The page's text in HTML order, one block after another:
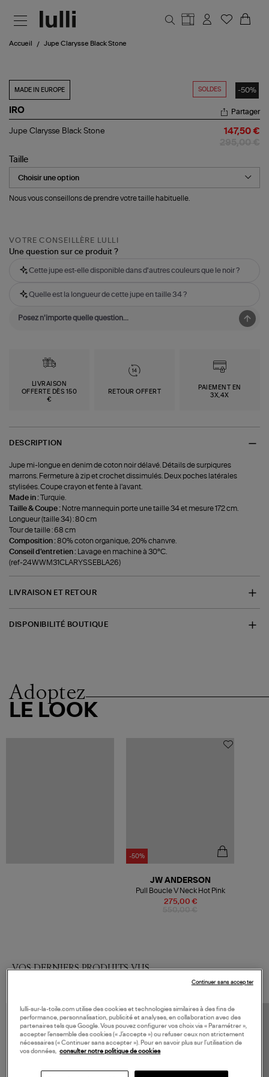
Accueil Jupe Clarysse Black Stone
SOLDES -50%
MADE IN EUROPE
IRO
Jupe
Stone
Partager
Jupe Clarysse Black Stone 147,50 €
Taille
Nous vous conseillons de prendre votre taille habituelle.
VOTRE CONSEILLÈRE LULLI
Une question sur ce produit ?
Cette jupe est-elle disponible dans d'autres couleurs que le noir ?
Quelle est la longueur de cette jupe en taille 34 ?
LIVRAISON
OFFERTE DÈS 150
€
RETOUR OFFERT
PAIEMENT EN
3X,4X
DESCRIPTION
Jupe mi-longue en denim de coton noir délavé. Détails de surpiqures
marrons. Fermeture à zip et crochet dissimulés. Deux poches latérales
stylisées. Coupe crayon et fente à l'avant.
Made in :Turquie.
Taille & Coupe : Notre mannequin porte une taille 34 et mesure 172 cm.
Longueur (taille 34) : 80 cm
Tour de taille : 68 cm
Composition :80% coton organique, 20% chanvre.
Conseil d'entretien :
Lavage en machine à 30°C.
(ref-24WWM31CLARYSSEBLA26)
LIVRAISON ET RETOUR
DISPONIBILITÉ BOUTIQUE
Adoptez
LE LOOK
-50%
275,00 €
JW ANDERSON
Pull Boucle V Neck Hot Pink
VOS DERNIERS PRODUITS VUS
lulli-sur-la-toile.com utilise des cookies et technologies similaires à des fins de
performance, personnalisation, publicité et analyses, en collaboration avec des
partenaires tels que Google. Vous pouvez configurer vos choix via « Paramétrer »,
accepter l’ensemble des cookies (« J’accepte ») ou refuser ceux non strictement
nécessaires (« Continuer sans accepter »). Pour en savoir plus sur l’utilisation de
vos données, consulter notre politique de cookies
Continuer sans accepter